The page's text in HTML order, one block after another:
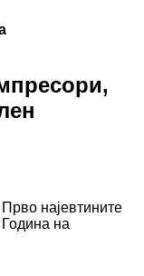
Прво најевтините
Година на